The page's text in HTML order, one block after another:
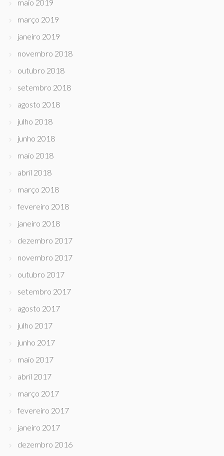
maio 2019
março 2019
janeiro 2019
novembro 2018
outubro 2018
setembro 2018
agosto 2018
julho 2018
junho 2018
maio 2018
abril 2018
março 2018
fevereiro 2018
janeiro 2018
dezembro 2017
novembro 2017
outubro 2017
setembro 2017
agosto 2017
julho 2017
junho 2017
maio 2017
abril 2017
março 2017
fevereiro 2017
janeiro 2017
dezembro 2016